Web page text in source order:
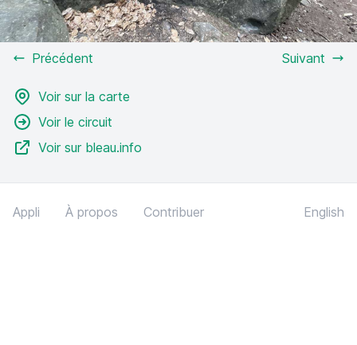
Précédent Suivant
Voir sur la carte
Voir le circuit
Voir sur bleau.info
Appli À propos Contribuer English